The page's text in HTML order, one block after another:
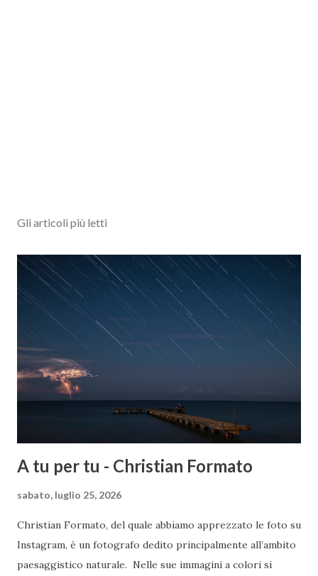
Gli articoli più letti
A tu per tu - Christian Formato
sabato, luglio 25, 2026
Christian Formato, del quale abbiamo apprezzato le foto su
Instagram, è un fotografo dedito principalmente all’ambito
paesaggistico naturale. Nelle sue immagini a colori si